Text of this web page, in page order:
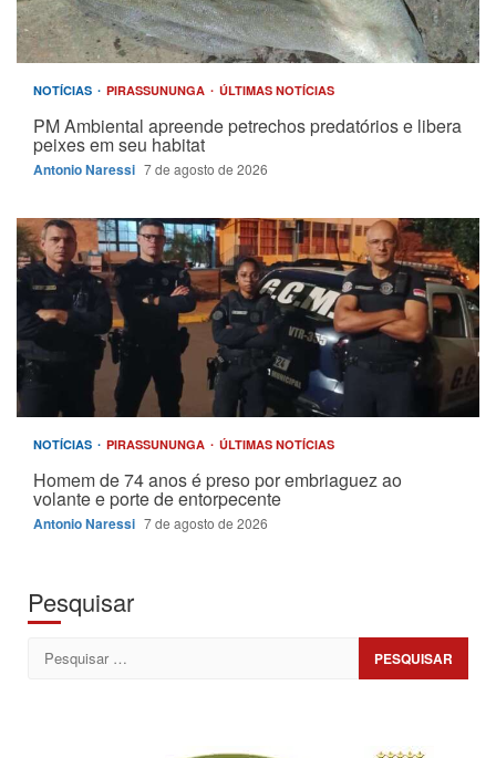
NOTÍCIAS PIRASSUNUNGA ÚLTIMAS NOTÍCIAS
PM Ambiental apreende petrechos predatórios e libera
peixes em seu habitat
Antonio Naressi 7 de agosto de 2026
NOTÍCIAS PIRASSUNUNGA ÚLTIMAS NOTÍCIAS
Homem de 74 anos é preso por embriaguez ao
volante e porte de entorpecente
Antonio Naressi 7 de agosto de 2026
Pesquisar
Pesquisar